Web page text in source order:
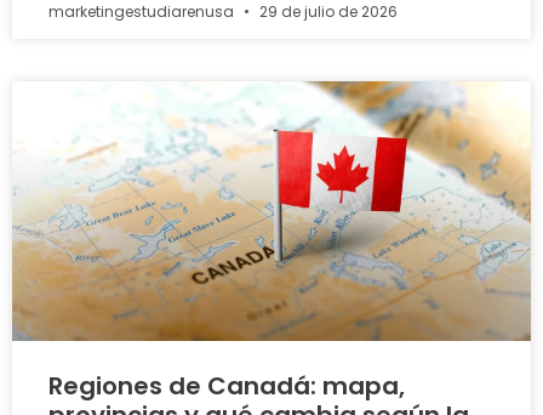
marketingestudiarenusa 29 de julio de 2026
Regiones de Canadá: mapa,